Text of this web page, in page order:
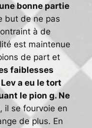
bonne partie
but de ne pas
à de
est maintenue
de part et
faiblesses
a eu le tort
le pion g. Ne
, il se fourvoie en
de plus. En